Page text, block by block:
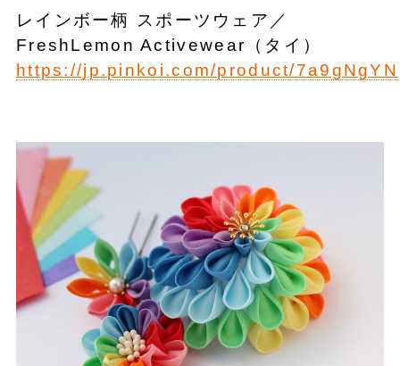
レインボー柄 スポーツウェア／
FreshLemon Activewear（タイ）
https://jp.pinkoi.com/product/7a9gNgYN